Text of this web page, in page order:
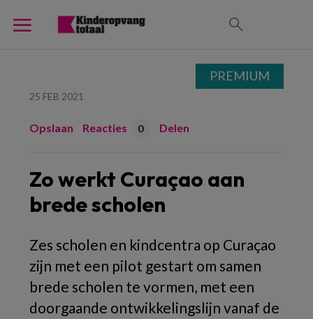
25 FEB 2021
Opslaan Reacties 0 Delen
Zo werkt Curaçao aan
brede scholen
Zes scholen en kindcentra op Curaçao
zijn met een pilot gestart om samen
brede scholen te vormen, met een
doorgaande ontwikkelingslijn vanaf de
PREMIUM